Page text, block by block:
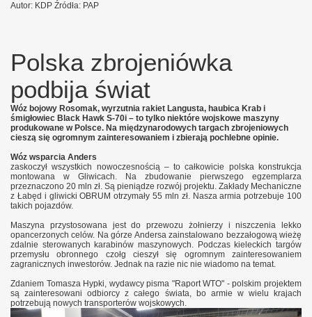
Autor: KDP Źródła: PAP
Polska zbrojeniówka
podbija świat
Wóz bojowy Rosomak, wyrzutnia rakiet Langusta, haubica Krab i
śmigłowiec Black Hawk S-70i – to tylko niektóre wojskowe maszyny
produkowane w Polsce. Na międzynarodowych targach zbrojeniowych
cieszą się ogromnym zainteresowaniem i zbierają pochlebne opinie.
Wóz wsparcia Anders
zaskoczył wszystkich nowoczesnością – to całkowicie polska konstrukcja
montowana w Gliwicach. Na zbudowanie pierwszego egzemplarza
przeznaczono 20 mln zł. Są pieniądze rozwój projektu. Zakłady Mechaniczne
z Łabęd i gliwicki OBRUM otrzymały 55 mln zł. Nasza armia potrzebuje 100
takich pojazdów.
Maszyna przystosowana jest do przewozu żołnierzy i niszczenia lekko
opancerzonych celów. Na górze Andersa zainstalowano bezzałogową wieżę
zdalnie sterowanych karabinów maszynowych. Podczas kieleckich targów
przemysłu obronnego czołg cieszył się ogromnym zainteresowaniem
zagranicznych inwestorów. Jednak na razie nic nie wiadomo na temat.
Zdaniem Tomasza Hypki, wydawcy pisma "Raport WTO" - polskim projektem
są zainteresowani odbiorcy z całego świata, bo armie w wielu krajach
potrzebują nowych transporterów wojskowych.